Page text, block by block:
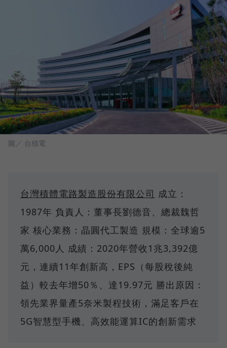
圖／ 台積電
台灣積體電路製造股份有限公司 成立：
1987年 負責人：董事長劉德音、總裁魏哲
家 核心業務：晶圓代工製造 規模：全球逾5
萬6,000人 成績：2020年營收1兆3,392億
元，連續11年創新高，EPS（每股稅後純
益）較去年增50％、達19.97元 勝出原因：
領先業界量產5奈米製程技術，滿足客戶在
5G智慧型手機、高效能運算IC的創新需求